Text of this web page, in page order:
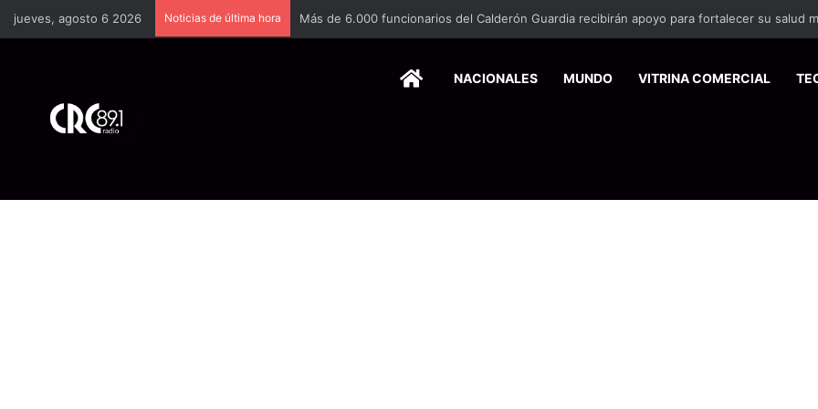
jueves, agosto 6 2026 Noticias de última hora
HOMENACIONALES MUNDO VITRINA COMERCIAL